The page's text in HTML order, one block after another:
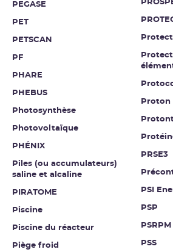
PEGASE
PET
PETSCAN
PF
PHARE
PHEBUS
Photosynthèse
Photovoltaïque
PHÉNIX
Piles (ou accumulateurs)
saline et alcaline
PIRATOME
Piscine
Piscine du réacteur
Piège froid
Proton
PRSE3
PSI
PSP
PSRPM
PSS